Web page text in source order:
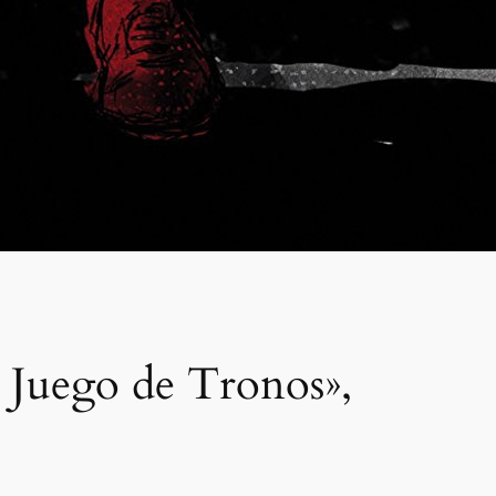
de Tronos»,